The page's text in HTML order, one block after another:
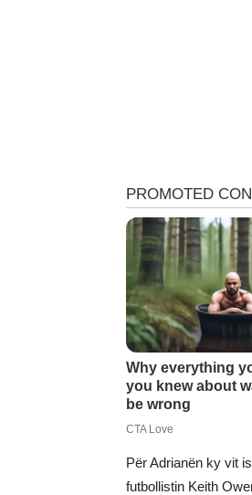
Për Adrianën ky vit
futbollistin Keith